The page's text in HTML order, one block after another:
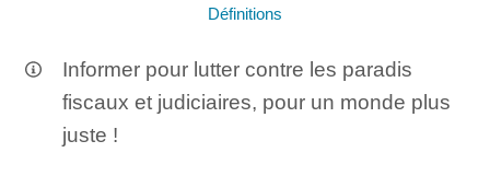
Définitions
Informer pour lutter contre les paradis
fiscaux et judiciaires, pour un monde plus
juste !